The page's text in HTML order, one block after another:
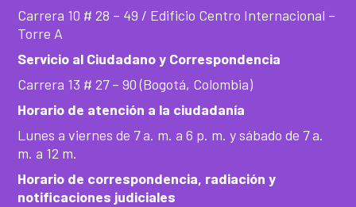
Carrera 10 # 28 – 49 / Edificio Centro Internacional –
Torre A
Servicio al Ciudadano y Correspondencia
Carrera 13 # 27 – 90 (Bogotá, Colombia)
Horario de atención a la ciudadanía
Lunes a viernes de 7 a. m. a 6 p. m. y sábado de 7 a.
m. a 12 m.
Horario de correspondencia, radiación y
notificaciones judiciales